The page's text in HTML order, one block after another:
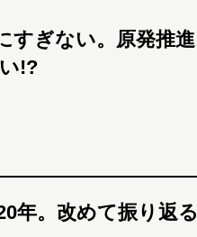
すぎない。原発推進
!?
年。改めて振り返る